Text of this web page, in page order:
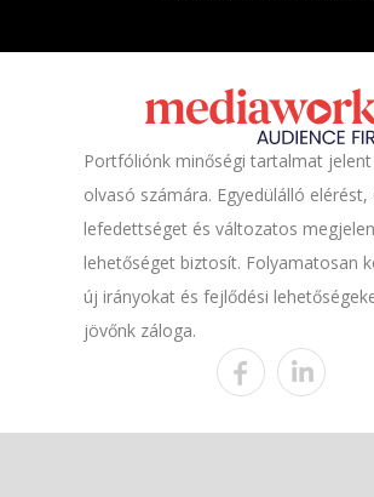
Portfóliónk minőségi tartalmat
olvasó számára. Egyedülálló elérést,
lefedettséget és változatos
lehetőséget biztosít. Folyamatosan
új irányokat és fejlődési
jövőnk záloga.